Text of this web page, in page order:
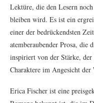
Lektüre, die den Lesern
bleiben wird. Es ist ein
einer der bedrückendsten
atemberaubender Prosa, die
inspiriert von der Stärke,
Charaktere im Angesicht
Erica Fischer ist eine